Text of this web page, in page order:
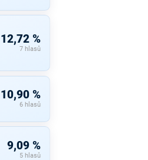
12,72 %
7 hlasů
10,90 %
6 hlasů
9,09 %
5 hlasů